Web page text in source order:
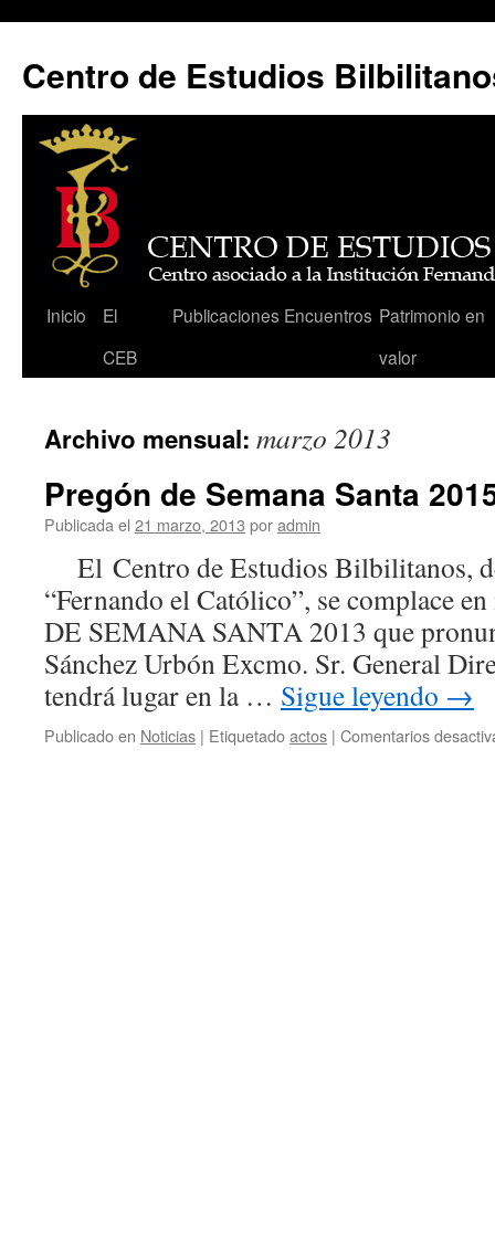
Centro de Estudios
Saltar
Inicio
El
CEB
Publicaciones Encuentros Patrimonio en
valor
Archivo mensual: marzo 2013
Pregón de Semana Santa
Publicada el 21 marzo, 2013 poradmin
El Centro de Estudios Bilbilitanos,
“Fernando el Católico”, se complace
DE SEMANA SANTA 2013 que
Sánchez Urbón Excmo. Sr. General
tendrá lugar en la … Sigue leyendo →
Publicado en Noticias | Etiquetadoactos | Comentarios